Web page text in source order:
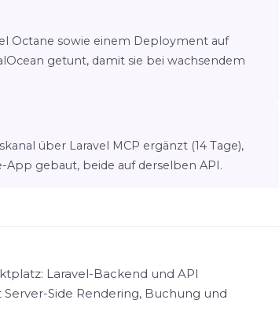
Octane sowie einem Deployment auf
getunt, damit sie bei wachsendem
über Laravel MCP ergänzt (14 Tage),
App gebaut, beide auf derselben API.
Laravel-Backend und API
Server-Side Rendering, Buchung und